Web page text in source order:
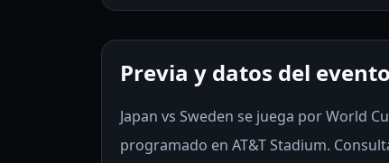
Previa y datos del evento
Japan vs Sweden se juega por World
programado en AT&T Stadium.